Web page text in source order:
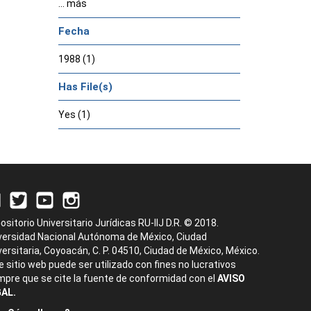
... más
Fecha
1988 (1)
Has File(s)
Yes (1)
Universitario Jurídicas RU-IIJ D.R. © 2018.
Nacional Autónoma de México, Ciudad
Coyoacán, C. P. 04510, Ciudad de México, México.
sitio web puede ser utilizado con fines no lucrativos
que se cite la fuente de conformidad con el AVISO